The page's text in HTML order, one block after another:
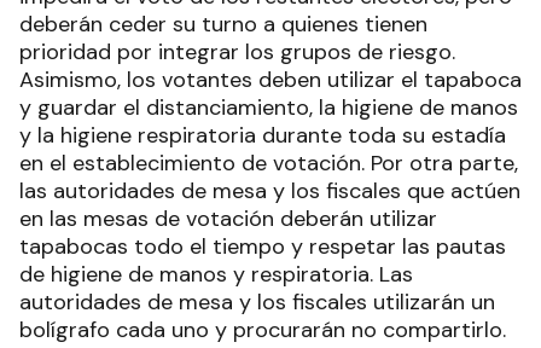
deberán ceder su turno a quienes tienen
prioridad por integrar los grupos de riesgo.
Asimismo, los votantes deben utilizar el tapaboca
y guardar el distanciamiento, la higiene de manos
y la higiene respiratoria durante toda su estadía
en el establecimiento de votación. Por otra parte,
las autoridades de mesa y los fiscales que actúen
en las mesas de votación deberán utilizar
tapabocas todo el tiempo y respetar las pautas
de higiene de manos y respiratoria. Las
autoridades de mesa y los fiscales utilizarán un
bolígrafo cada uno y procurarán no compartirlo.